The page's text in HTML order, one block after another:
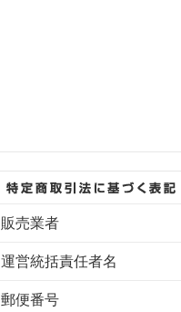
販売業者
運営統括責任者名
郵便番号